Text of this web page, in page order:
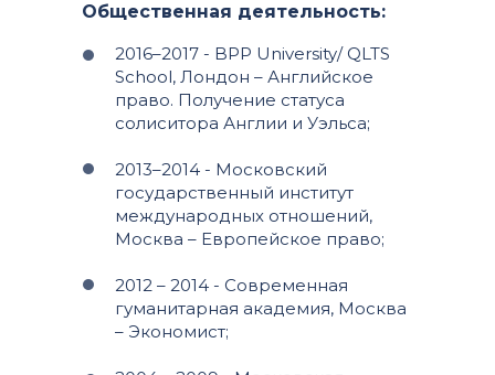
Общественная деятельность:
2016–2017 - BPP University/ QLTS
School, Лондон – Английское
право. Получение статуса
солиситора Англии и Уэльса;
2013–2014 - Московский
государственный институт
международных отношений,
Москва – Европейское право;
2012 – 2014 - Современная
гуманитарная академия, Москва
– Экономист;